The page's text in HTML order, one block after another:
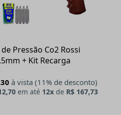
Pressão Co2 Rossi
+ Kit Recarga
à vista (11% de desconto)
em até 12x de R$ 167,73